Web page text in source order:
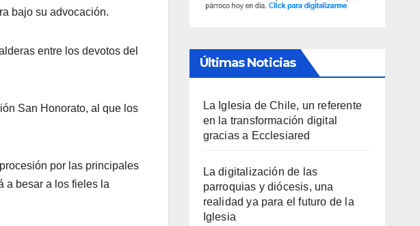
bajo su advocación.
entre los devotos del
San Honorato, al que los
por las principales
a besar a los fieles la
Últimas Noticias
La Iglesia de Chile, un referente
en la transformación digital
gracias a Ecclesiared
La digitalización de las
parroquias y diócesis, una
realidad ya para el futuro de la
Iglesia